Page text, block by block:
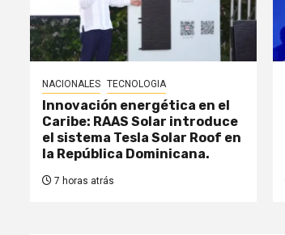
NACIONALES TECNOLOGIA
Innovación energética en el
Caribe: RAAS Solar introduce
el sistema Tesla Solar Roof en
la República Dominicana.
7 horas atrás